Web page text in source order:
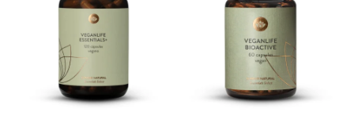
omega-3 (DHA) y una gama completa de sustancias vegetales y
coenzimas integradas en una matriz de superalimentos, bayas y